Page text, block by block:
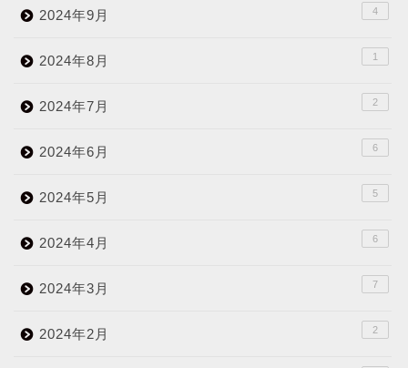
2024年9月 4
2024年8月 1
2024年7月 2
2024年6月 6
2024年5月 5
2024年4月 6
2024年3月 7
2024年2月 2